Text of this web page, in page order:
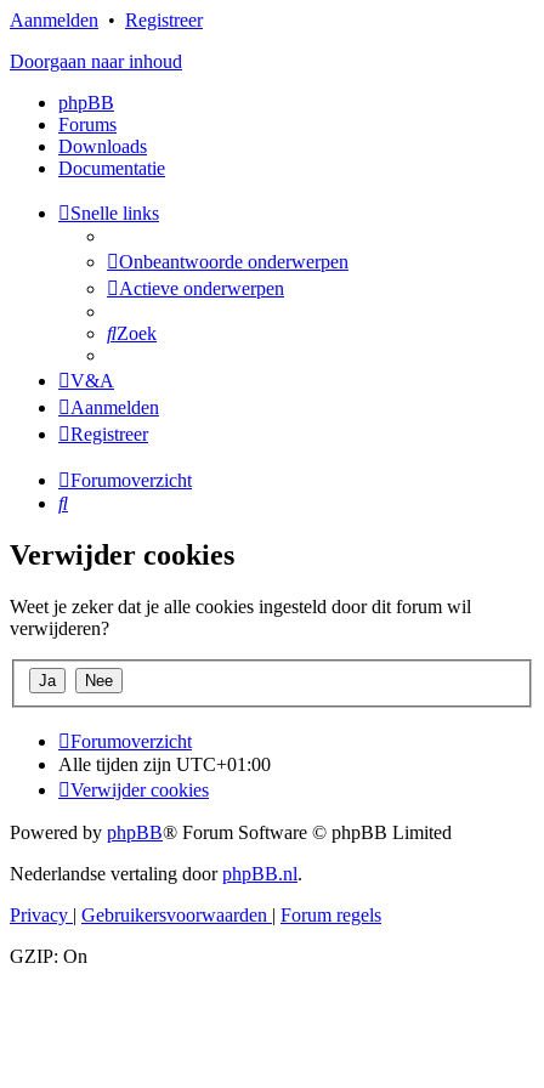
Aanmelden • Registreer
Doorgaan naar inhoud
phpBB
Forums
Downloads
Documentatie
Snelle links
Onbeantwoorde onderwerpen
Actieve onderwerpen
Zoek
V&A
Aanmelden
Registreer
Forumoverzicht
Zoek
Verwijder cookies
Weet je zeker dat je alle cookies ingesteld door dit forum wil
verwijderen?
Forumoverzicht
Alle tijden zijn UTC+01:00
Verwijder cookies
Powered by phpBB® Forum Software © phpBB Limited
Nederlandse vertaling doorphpBB.nl.
Privacy | Gebruikersvoorwaarden | Forum regels
GZIP: On